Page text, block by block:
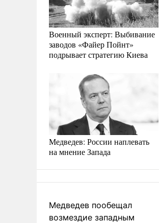
Военный эксперт: Выбивание
заводов «Файер Пойнт»
подрывает стратегию Киева
Медведев: России наплевать
на мнение Запада
Медведев пообещал
возмездие западным